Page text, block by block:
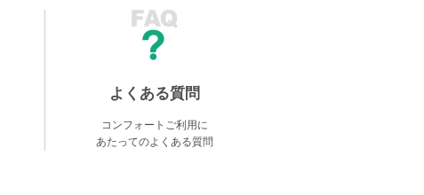
よくある質問
コンフォートご利用に
あたってのよくある質問